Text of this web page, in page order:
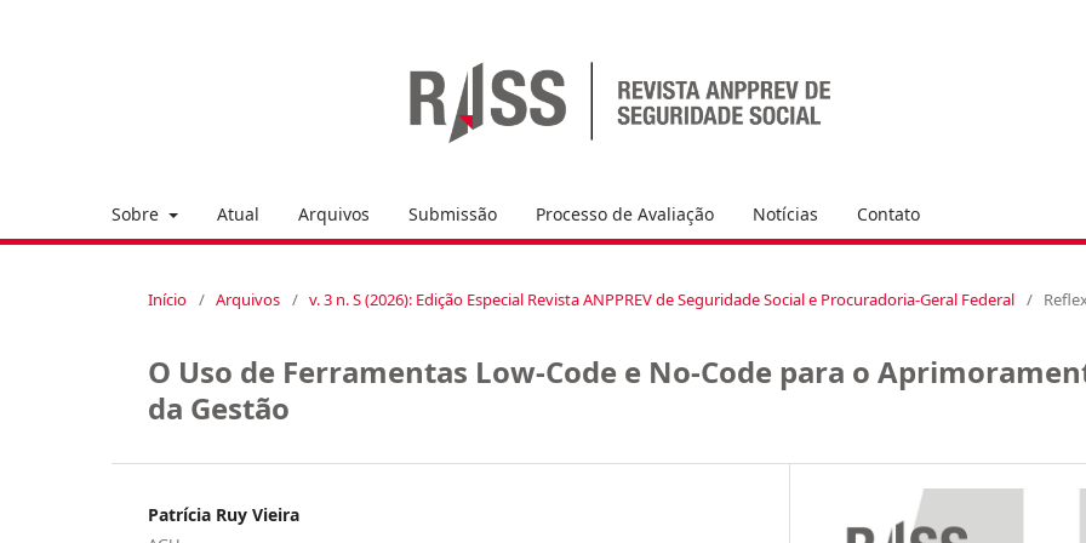
Sobre Atual Arquivos Submissão Processo de Avaliação Notícias Contato
Início / Arquivos / v. 3 n. S (2026): Edição Especial Revista ANPPREV de Seguridade Social e Procuradoria-Geral Federal /
O Uso de Ferramentas Low-Code e No-Code para o
da Gestão
Patrícia Ruy Vieira